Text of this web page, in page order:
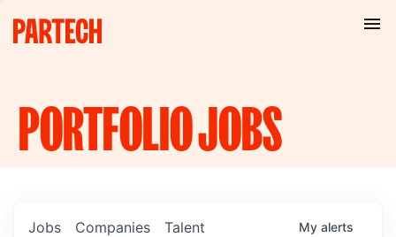
PORTFOLIOJOBS
Jobs Companies Talent My alerts